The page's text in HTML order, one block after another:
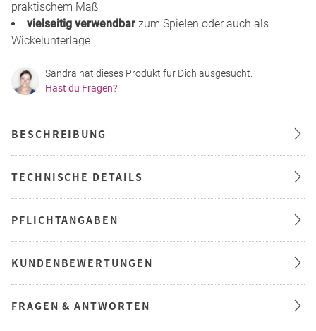
praktischem Maß
vielseitig verwendbar zum Spielen oder auch als
Wickelunterlage
Sandra hat dieses Produkt für Dich ausgesucht.
Hast du Fragen?
BESCHREIBUNG
TECHNISCHE DETAILS
PFLICHTANGABEN
KUNDENBEWERTUNGEN
FRAGEN & ANTWORTEN